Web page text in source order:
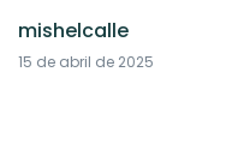
mishelcalle
15 de abril de 2025